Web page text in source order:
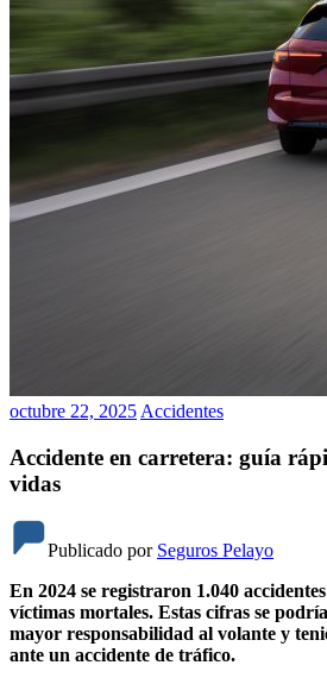
octubre 22, 2025 Accidentes
Accidente en carretera: guía
vidas
Publicado por Seguros Pelayo
En 2024 se registraron 1.040
víctimas mortales. Estas cifras se
mayor responsabilidad al volante y
ante un accidente de tráfico.